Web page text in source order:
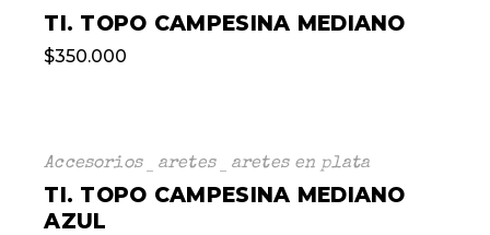
TI. TOPO CAMPESINA MEDIANO
$350.000
Accesorios aretes aretes en plata
TI. TOPO CAMPESINA MEDIANO
AZUL